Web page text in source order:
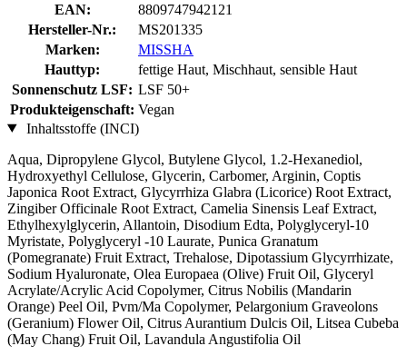
EAN:
8809747942121
Hersteller-Nr.:
MS201335
Marken:
MISSHA
Hauttyp:
fettige Haut, Mischhaut, sensible Haut
Sonnenschutz LSF: LSF 50+
Produkteigenschaft: Vegan
Inhaltsstoffe (INCI)
Aqua, Dipropylene Glycol, Butylene Glycol, 1.2-Hexanediol,
Hydroxyethyl Cellulose, Glycerin, Carbomer, Arginin, Coptis
Japonica Root Extract, Glycyrrhiza Glabra (Licorice) Root Extract,
Zingiber Officinale Root Extract, Camelia Sinensis Leaf Extract,
Ethylhexylglycerin, Allantoin, Disodium Edta, Polyglyceryl-10
Myristate, Polyglyceryl -10 Laurate, Punica Granatum
(Pomegranate) Fruit Extract, Trehalose, Dipotassium Glycyrrhizate,
Sodium Hyaluronate, Olea Europaea (Olive) Fruit Oil, Glyceryl
Acrylate/Acrylic Acid Copolymer, Citrus Nobilis (Mandarin
Orange) Peel Oil, Pvm/Ma Copolymer, Pelargonium Graveolons
(Geranium) Flower Oil, Citrus Aurantium Dulcis Oil, Litsea Cubeba
(May Chang) Fruit Oil, Lavandula Angustifolia Oil